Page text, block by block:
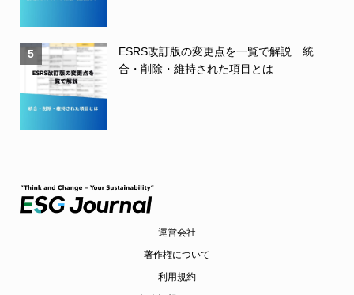
5
ESRS改訂版の変更点を一覧で解説 統
合・削除・維持された項目とは
運営会社
著作権について
利用規約